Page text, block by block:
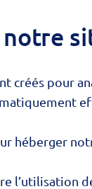
créés pour
héberger
l’utilisation